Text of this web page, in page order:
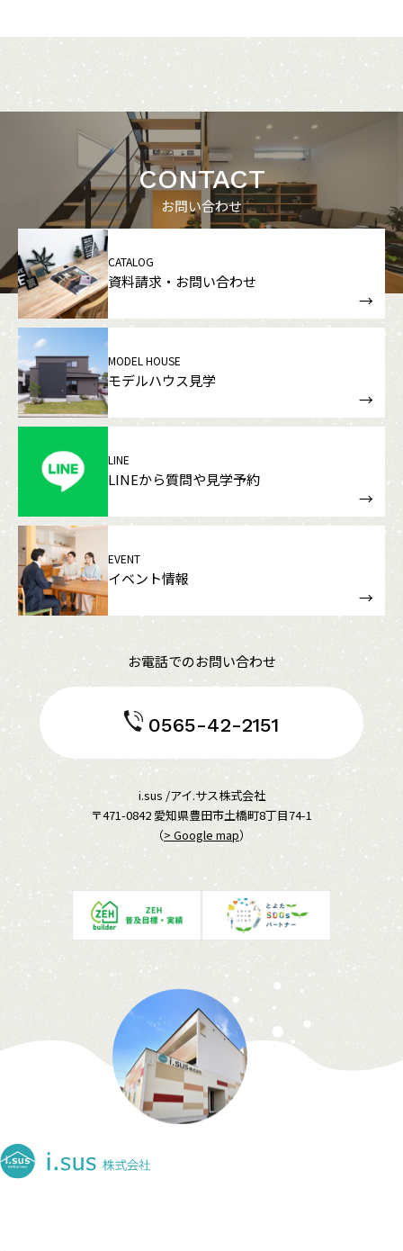
CONTACT
お問い合わせ
CATALOG
資料請求・お問い合わせ
MODEL HOUSE
モデルハウス見学
LINE
LINEから質問や見学予約
EVENT
イベント情報
お電話でのお問い合わせ
0565-42-2151
i.sus /アイ.サス株式会社
〒471-0842 愛知県豊田市土橋町8丁目74-1
（> Google map）